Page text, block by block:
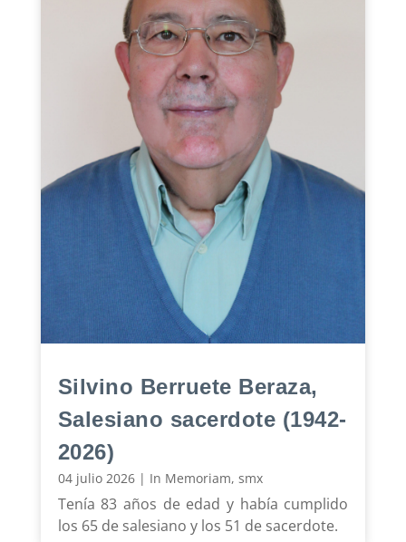
Silvino Berruete Beraza,
Salesiano sacerdote (1942-
2026)
04 julio 2026| In Memoriam, smx
Tenía 83 años de edad y había cumplido
los 65 de salesiano y los 51 de sacerdote.